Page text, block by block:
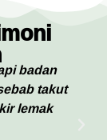
je dia.
tu.
sendi